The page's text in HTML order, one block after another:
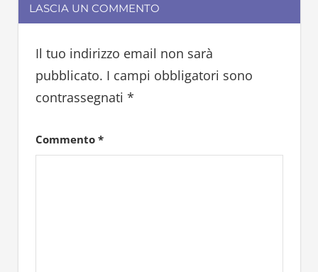
LASCIA UN COMMENTO
Il tuo indirizzo email non sarà
pubblicato. I campi obbligatori sono
contrassegnati *
Commento *